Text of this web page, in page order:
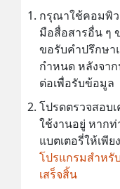
กรุณาใช้คอมพิว
มือสื่อสารอื่น ๆ
ขอรับคำปรึกษา
กำหนด หลังจา
ต่อเพื่อรับข้อมูล
โปรดตรวจสอบ
ใช้งานอยู่ หาก
แบตเตอรี่ให้เพี
โปรแกรมสำหรั
เสร็จสิ้น